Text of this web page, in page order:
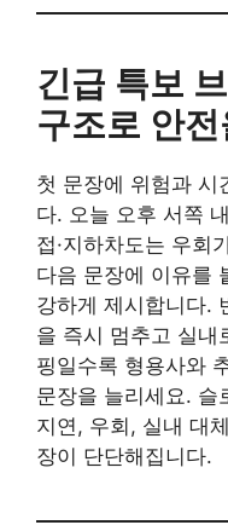
긴급 특보
구조로 안전
첫 문장에 위험과 시
다. 오늘 오후 서쪽
접·지하차도는 우회
다음 문장에 이유를
강하게 제시합니다.
을 즉시 멈추고 실내
핑일수록 형용사와
문장을 늘리세요. 슬
지연, 우회, 실내 대
장이 단단해집니다.